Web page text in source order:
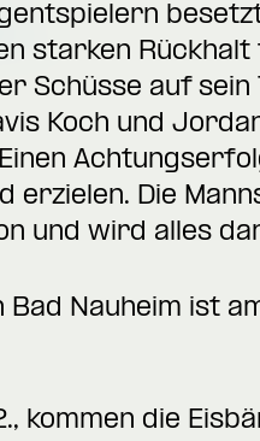
starken
Schüsse auf
Koch und
erzielen. Die
und wird alles
Nauheim ist
kommen die